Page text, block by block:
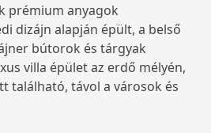
prémium anyagok
dizájn alapján épült, a belső
bútorok és tárgyak
villa épület az erdő mélyén,
található, távol a városok és